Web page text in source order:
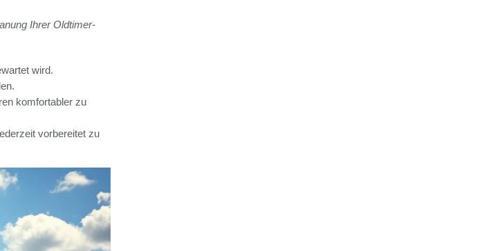
Ihrer Oldtimer-
wird.
komfortabler zu
vorbereitet zu